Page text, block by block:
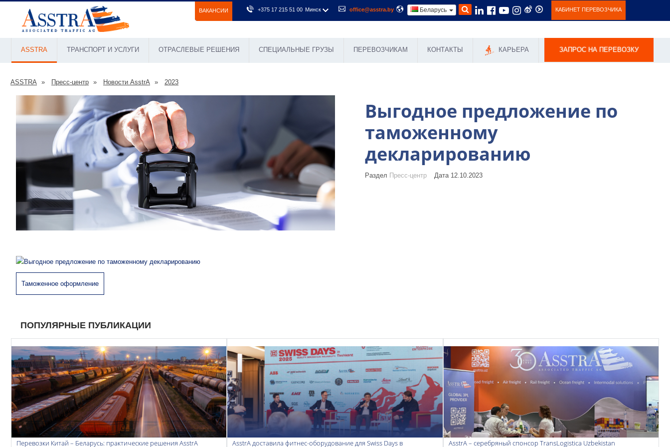
ВАКАНСИИ КАБИНЕТ ПЕРЕВОЗЧИКА
+375 17 215 51 00 Минск office@asstra.by Беларусь
ASSTRA ТРАНСПОРТ И УСЛУГИ ОТРАСЛЕВЫЕ РЕШЕНИЯ СПЕЦИАЛЬНЫЕ ГРУЗЫ ПЕРЕВОЗЧИКАМ КОНТАКТЫ КАРЬЕРА ЗАПРОС НА ПЕРЕВОЗКУ
ASSTRA Пресс-центр Новости AsstrA 2023
Выгодное предложение по
таможенному
декларированию
Раздел Пресс-центр Дата 12.10.2023
Таможенное оформление
ПОПУЛЯРНЫЕ ПУБЛИКАЦИИ
Перевозки Китай – Беларусь: практические решения AsstrA AsstrA доставила фитнес-оборудование для Swiss Days в AsstrA – серебряный спонсор TransLogistica Uzbekistan